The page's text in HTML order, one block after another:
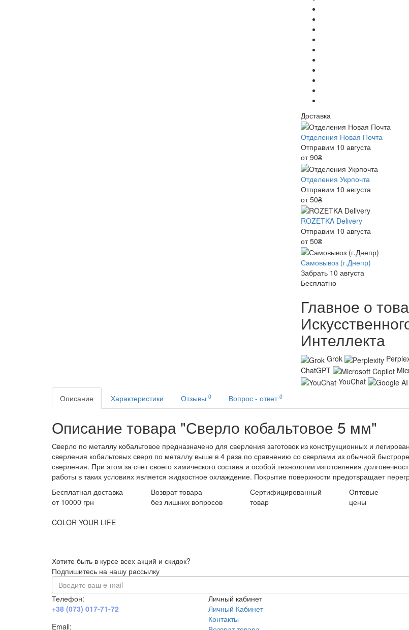
Доставка
Отделения Новая Почта
Отправим 10 августа
от 90₴
Отделения Укрпочта
Отправим 10 августа
от 50₴
ROZETKA Delivery
Отправим 10 августа
от 50₴
Самовывоз (г.Днепр)
Забрать 10 августа
Бесплатно
Главное о
Интеллекта
Grok
ChatGPT
YouChat
Описание Характеристики Отзывы 0 Вопрос - ответ 0
Описание товара "Сверло кобальтовое 5 мм"
Сверло по металлу кобальтовое предназначено для сверления заготовок из конструкционных и
сверления кобальтовых сверл по металлу выше в 4 раза по сравнению со сверлами из обычной
сверления. При этом за счет своего химического состава и особой технологии изготовления
работы в таких условиях является жидкостное охлаждение. Покрытие поверхности предотвращает
Бесплатная доставка
от 10000 грн
Возврат товара
без лишних вопросов
Сертифицированный
товар
Оптовые
цены
COLOR YOUR LIFE
Хотите быть в курсе всех акций и скидок?
Подпишитесь на нашу рассылку
Телефон:
+38 (073) 017-71-72
Email:
Личный кабинет
Личный Кабинет
Контакты